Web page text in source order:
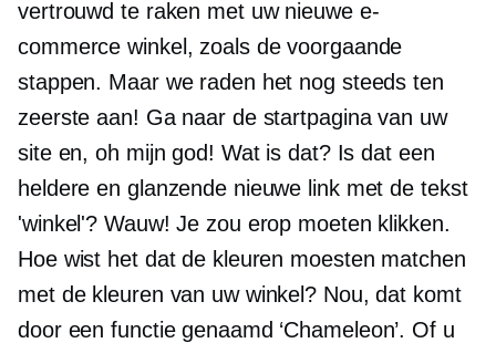
vertrouwd te raken met uw nieuwe e-
commerce winkel, zoals de voorgaande
stappen. Maar we raden het nog steeds ten
zeerste aan! Ga naar de startpagina van uw
site en, oh mijn god! Wat is dat? Is dat een
heldere en glanzende nieuwe link met de tekst
'winkel'? Wauw! Je zou erop moeten klikken.
Hoe wist het dat de kleuren moesten matchen
met de kleuren van uw winkel? Nou, dat komt
door een functie genaamd ‘Chameleon’. Of u